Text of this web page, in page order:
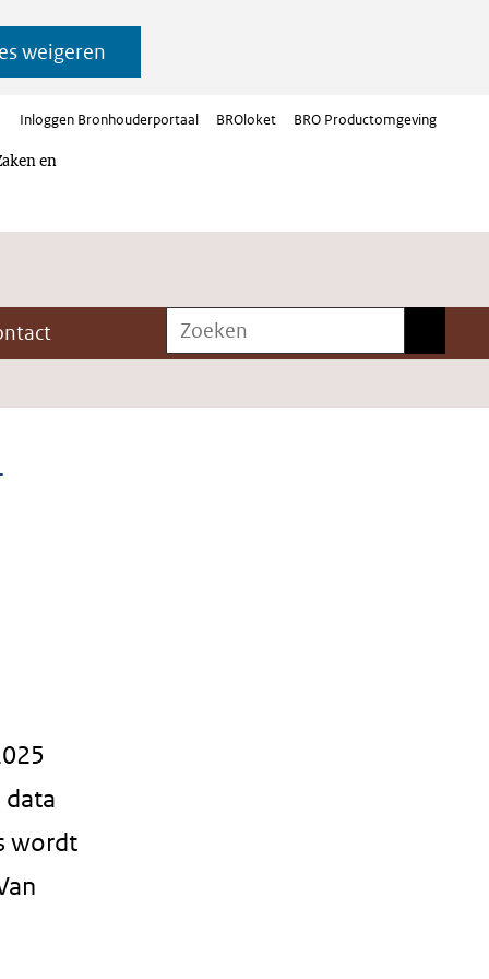
weigeren
en
Inloggen Bronhouderportaal BROloket BRO Productomgeving
Zoeken
data
wordt